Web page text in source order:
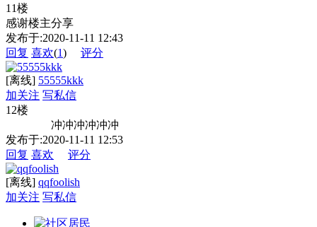
11楼
感谢楼主分享
发布于:2020-11-11 12:43
回复 喜欢(1) 评分
[离线] 55555kkk
加关注 写私信
12楼
冲冲冲冲冲冲
发布于:2020-11-11 12:53
回复 喜欢 评分
[离线] qqfoolish
加关注 写私信